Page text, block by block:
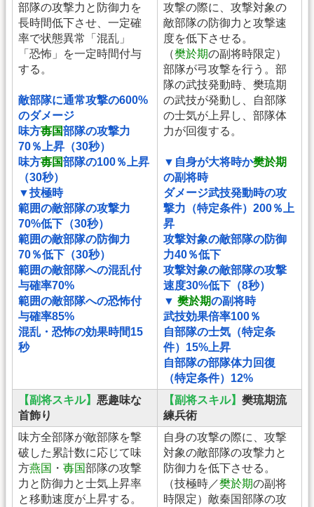
部隊の攻撃力と防御力を
長時間低下させ、一定確
率で状態異常「混乱」
「恐怖」を一定時間付与
する。
敵部隊に通常攻撃の600%
のダメージ
味方毐国部隊の攻撃力
70％上昇（30秒）
味方毐国部隊の100％上昇
（30秒）
▼技極時
範囲の敵部隊の攻撃力
70%低下（30秒）
範囲の敵部隊の防御力
70％低下（30秒）
範囲の敵部隊への混乱付
与確率70%
範囲の敵部隊への恐怖付
与確率85%
混乱・恐怖の効果時間15
秒
攻撃の際に、攻撃対象の
敵部隊の防御力と攻撃速
度を低下させる。
（樊於期の副将時限定）
部隊が弓攻撃を行う。部
隊の武技発動時、樊琉期
の武技が発動し、自部隊
の士気が上昇し、部隊体
力が回復する。
▼自身が大将時か樊於期
の副将時
ダメージ武技発動時の攻
撃力（特定条件）200％上
昇
攻撃対象の敵部隊の防御
力40％低下
攻撃対象の敵部隊の攻撃
速度30%低下（8秒）
▼ 樊於期の副将時
武技効果倍率100％
自部隊の士気（特定条
件）15%上昇
自部隊の部隊体力回復
（特定条件）12%
【副将スキル】 悪趣味な
首飾り
【副将スキル】 樊琉期流
練兵術
味方全部隊が敵部隊を撃
破した累計数に応じて味
方燕国 ・ 毐国部隊の攻撃
力と防御力と士気上昇率
と移動速度が上昇する。
自身の攻撃の際に、攻撃
対象の敵部隊の攻撃力と
防御力を低下させる。
（技極時／樊於期の副将
時限定）敵秦国部隊の攻